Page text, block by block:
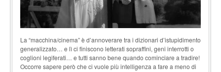
La “macchina/cinema” è d’annoverare tra i dizionari d’istupidimento
generalizzato… e lì ci finiscono letterati sopraffini, geni interrotti o
coglioni legiferati… e tutti sanno bene quando cominciare a tradire!
Occorre sapere però che ci vuole più intelligenza a fare a meno di